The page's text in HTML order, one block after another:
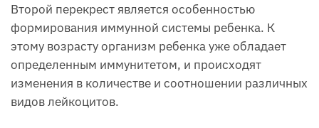
Второй перекрест является особенностью
формирования иммунной системы ребенка. К
этому возрасту организм ребенка уже обладает
определенным иммунитетом, и происходят
изменения в количестве и соотношении различных
видов лейкоцитов.